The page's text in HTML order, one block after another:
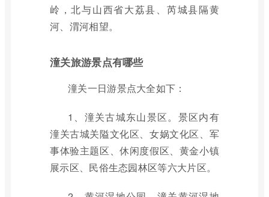
岭，北与山西省大荔县、芮城县隔黄
河、渭河相望。
潼关旅游景点有哪些
潼关一日游景点大全如下：
1、潼关古城东山景区。景区内有
潼关古城关隘文化区、女娲文化区、军
事体验主题区、休闲度假区、黄金小镇
展示区、民俗生态园林区等六大片区。